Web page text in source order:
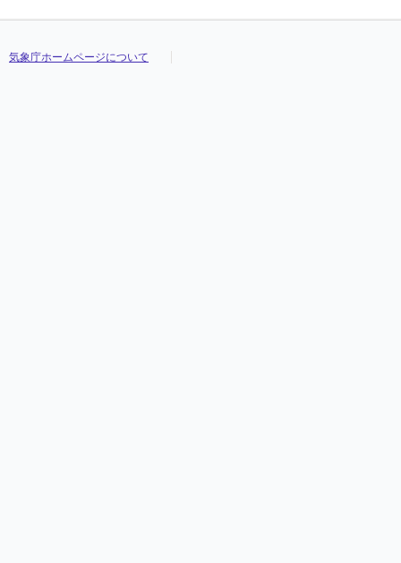
気象庁ホームページについて